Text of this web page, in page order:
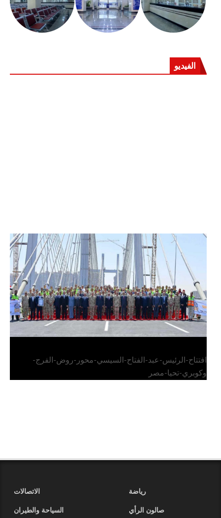
الفيديو
الرئيس عبد الفتاح السيسي يفتتح محور روض الفرج
وكوبري تحيا مصر
افتتاح-الرئيس-عبد-الفتاح-السيسي-محور-روض-الفرج-
وكوبري-تحيا-مصر
رياضة
الاتصالات
صالون الرأي
السياحة والطيران